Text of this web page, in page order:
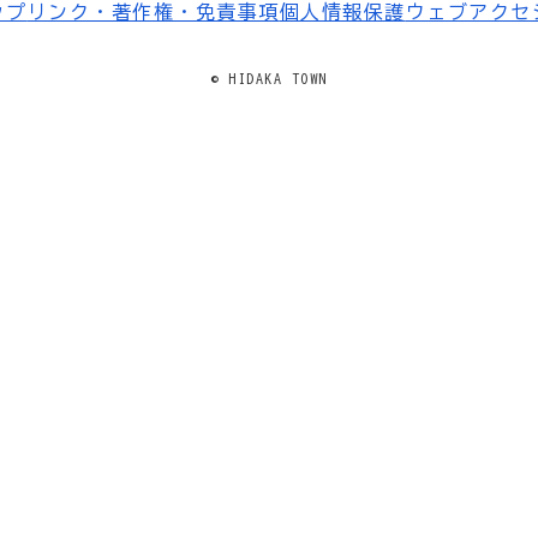
プ リンク・著作権・免責事項個人情報保護 ウェブアクセ
© HIDAKA TOWN